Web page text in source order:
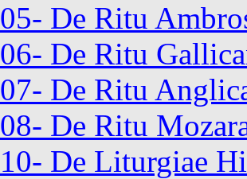
05- De Ritu
06- De Ritu
07- De Ritu
08- De Ritu
10- De Liturgiae